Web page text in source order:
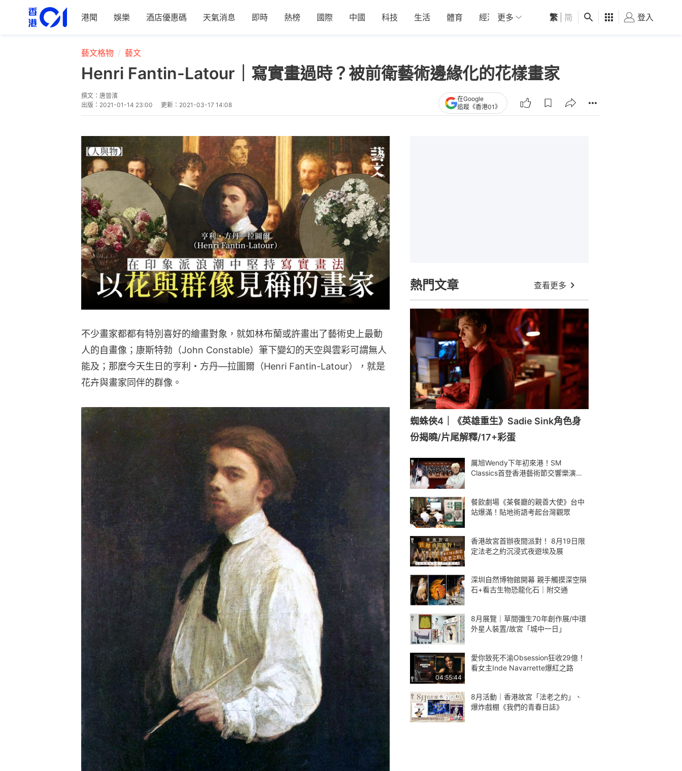
港聞 娛樂 酒店優惠碼 天氣消息 即時 熱榜 國際 中國 科技 生活 體育 經濟 01深圳 觀點 健康 好食玩飛
更多 繁 简 登入
藝文格物 藝文
Henri Fantin-Latour｜寫實畫過時？被前衛藝術邊緣化的花樣畫家
撰文： 唐晉濱
出版： 2021-01-14 23:00 更新： 2021-03-17 14:08
在Google
追蹤《香港01》
不少畫家都都有特別喜好的繪畫對象，就如林布蘭或許畫出了藝術史上最動
人的自畫像；康斯特勃（John Constable）筆下變幻的天空與雲彩可謂無人
能及；那麼今天生日的亨利・方丹—拉圖爾（Henri Fantin-Latour），就是
花卉與畫家同伴的群像。
熱門文章 查看更多
蜘蛛俠4｜《英雄重生》Sadie Sink角色身
份揭曉/片尾解釋/17+彩蛋
厲旭Wendy下年初來港！SM
Classics首登香港藝術節交響樂演繹
餐飲劇場《茶餐廳的親善大使》台中
站爆滿！貼地術語考起台灣觀眾
香港故宮首辦夜間派對！ 8月19日限
定法老之約沉浸式夜遊埃及展
深圳自然博物館開幕 親手觸摸深空隕
石+看古生物恐龍化石｜附交通
8月展覽｜草間彌生70年創作展/中環
外星人裝置/故宮「城中一日」
04:55:44
愛你致死不渝Obsession狂收29億！
看女主Inde Navarrette爆紅之路
8月活動｜香港故宮「法老之約」、
爆炸戲棚《我們的青春日誌》